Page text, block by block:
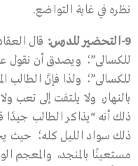
نظره في غاية التواضع.
9- التحضير للدرس: قال
للكسالى”؛ ويصدق أن نقول
للكسالى”؛ ولذا فإنَّ الطالب
بالنهار، ولا يلتفت إلى
ذلك أنه “يذاكر الطالب
ذلك سواد الليل كله؛ حيث
مستعينًا بالمنجد، والمعجم